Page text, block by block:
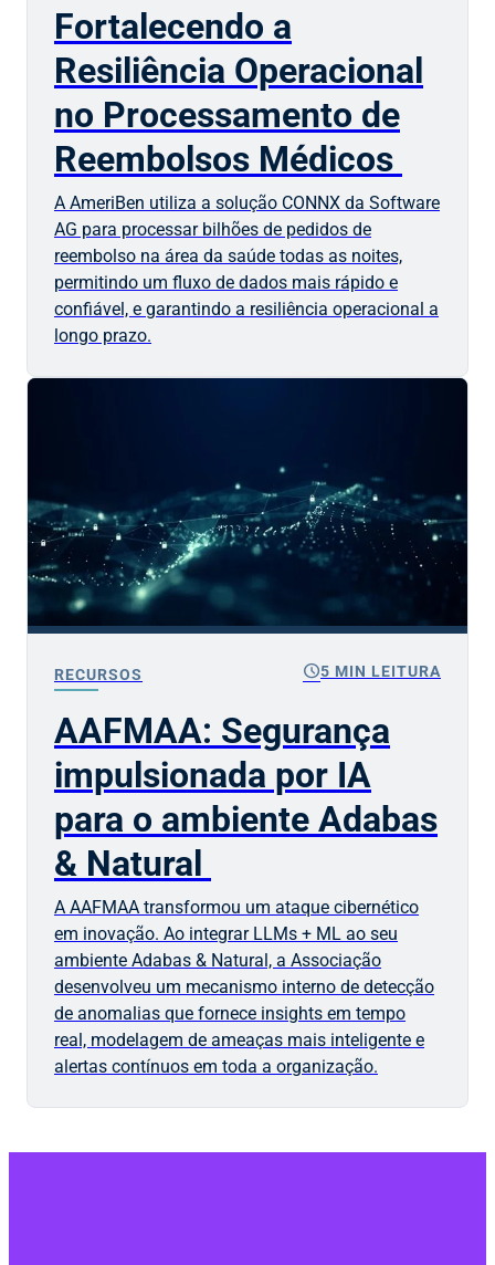
Fortalecendo a
Resiliência Operacional
no Processamento de
Reembolsos Médicos
A AmeriBen utiliza a solução CONNX da Software
AG para processar bilhões de pedidos de
reembolso na área da saúde todas as noites,
permitindo um fluxo de dados mais rápido e
confiável, e garantindo a resiliência operacional a
longo prazo.
RECURSOS schedule5 MIN LEITURA
AAFMAA: Segurança
impulsionada por IA
para o ambiente Adabas
& Natural
A AAFMAA transformou um ataque cibernético
em inovação. Ao integrar LLMs + ML ao seu
ambiente Adabas & Natural, a Associação
desenvolveu um mecanismo interno de detecção
de anomalias que fornece insights em tempo
real, modelagem de ameaças mais inteligente e
alertas contínuos em toda a organização.